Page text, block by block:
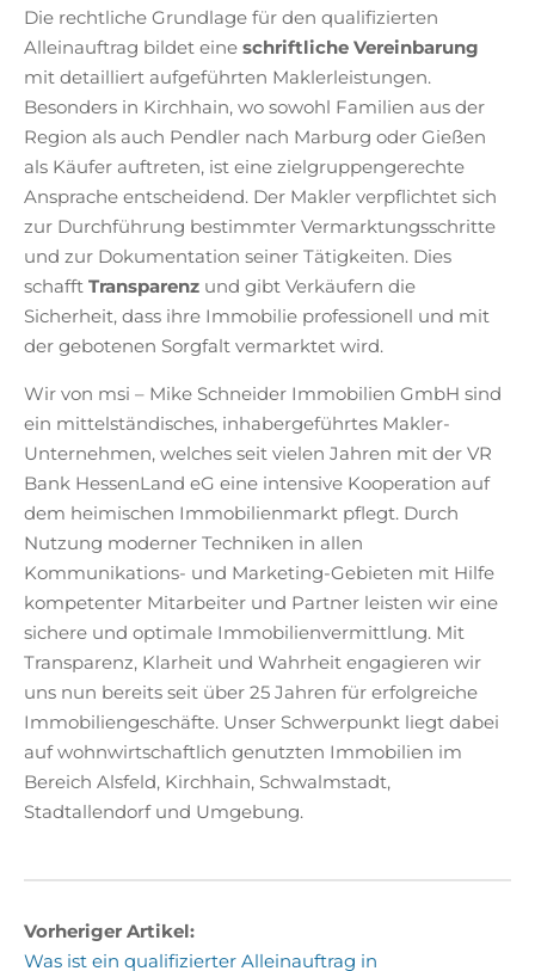
Die rechtliche Grundlage für den qualifizierten
Alleinauftrag bildet eine schriftliche Vereinbarung
mit detailliert aufgeführten Maklerleistungen.
Besonders in Kirchhain, wo sowohl Familien aus der
Region als auch Pendler nach Marburg oder Gießen
als Käufer auftreten, ist eine zielgruppengerechte
Ansprache entscheidend. Der Makler verpflichtet sich
zur Durchführung bestimmter Vermarktungsschritte
und zur Dokumentation seiner Tätigkeiten. Dies
schafft Transparenz und gibt Verkäufern die
Sicherheit, dass ihre Immobilie professionell und mit
der gebotenen Sorgfalt vermarktet wird.
Wir von msi – Mike Schneider Immobilien GmbH sind
ein mittelständisches, inhabergeführtes Makler-
Unternehmen, welches seit vielen Jahren mit der VR
Bank HessenLand eG eine intensive Kooperation auf
dem heimischen Immobilienmarkt pflegt. Durch
Nutzung moderner Techniken in allen
Kommunikations- und Marketing-Gebieten mit Hilfe
kompetenter Mitarbeiter und Partner leisten wir eine
sichere und optimale Immobilienvermittlung. Mit
Transparenz, Klarheit und Wahrheit engagieren wir
uns nun bereits seit über 25 Jahren für erfolgreiche
Immobiliengeschäfte. Unser Schwerpunkt liegt dabei
auf wohnwirtschaftlich genutzten Immobilien im
Bereich Alsfeld, Kirchhain, Schwalmstadt,
Stadtallendorf und Umgebung.
Vorheriger Artikel:
Was ist ein qualifizierter Alleinauftrag in